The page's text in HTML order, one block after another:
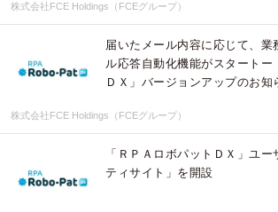
株式会社FCE Holdings（FCEグループ）
届いたメール内容に応じて、業
ル応答自動化機能がスタートー
ＤＸ」バージョンアップのお知
株式会社FCE Holdings（FCEグループ）
「ＲＰＡロボパットＤＸ」ユ
ティサイト」を開設